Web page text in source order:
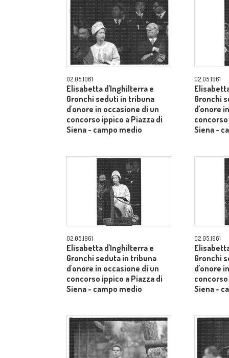
02.05.1961
Elisabetta d'Inghilterra e
Gronchi seduti in tribuna
d'onore in occasione di un
concorso ippico a Piazza di
Siena - campo medio
02.05.1961
Gronchi
d'onore
Siena -
02.05.1961
Elisabetta d'Inghilterra e
Gronchi seduta in tribuna
d'onore in occasione di un
concorso ippico a Piazza di
Siena - campo medio
02.05.1961
Gronchi
d'onore
Siena -